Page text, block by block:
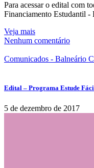
Para acessar o edital com
Financiamento
Veja mais
Nenhum comentário
Comunicados - Balneário
Edital – Programa Estude
5 de dezembro de 2017